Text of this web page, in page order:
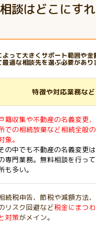
談はどこにす
って大きくサポート範囲や金
適な相談先を選ぶ必要があり
特徴や対応業務など
籍収集や不動産の名義変更
での相続放棄など相続全般
象。
の中でも不動産の名義変更
専門業務。無料相談を行っ
も多い。
続税申告、節税や減額方法
リスク回避など税金にまつ
対策がメイン。